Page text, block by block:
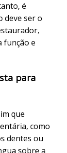
é
deve ser o
função e
para
que
como
dentes ou
sobre a